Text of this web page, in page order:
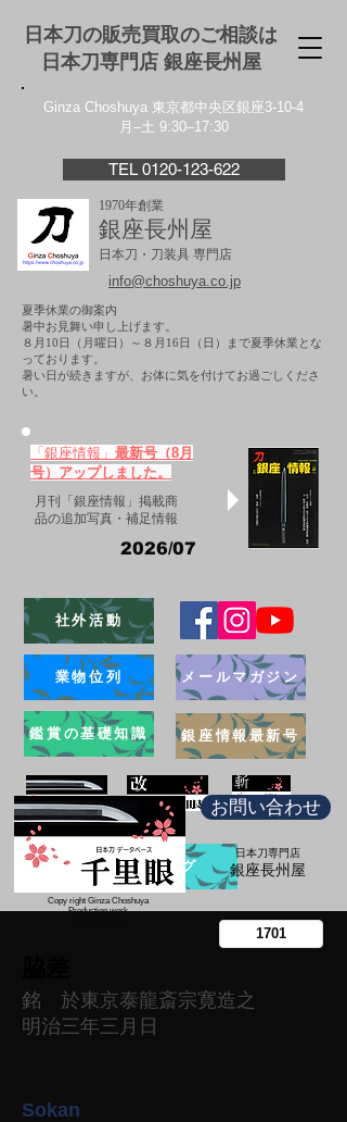
日本刀の販売買取のご相談は
日本刀専門店 銀座⻑州屋
Ginza Choshuya 東京都中央区銀座3-10-4
月–土 9:30–17:30
TEL 0120-123-622
1970年創業
銀座長州屋
日本刀・刀装具 専門店
info@choshuya.co.jp
夏季休業の御案内
暑中お見舞い申し上げます。
８月10日（月曜日）～８月16日（日）まで夏季休業とな
っております。
​暑い日が続きますが、お体に気を付けてお過ごしくださ
い。
「銀座情報」 最新号（8月
号）アップしました。
月刊「銀座情報」掲載商
品の追加写真・補足情報
2026/07
社外活動
業物位列
鑑賞の基礎知識
メールマガジン
銀座情報最新号
ブログ
お問い合わせ
日本刀専門店
​銀座長州屋
Copy right Ginza Choshuya
Production work
銘 於東京泰龍斎宗寛造之
明治三年三月日
Sokan